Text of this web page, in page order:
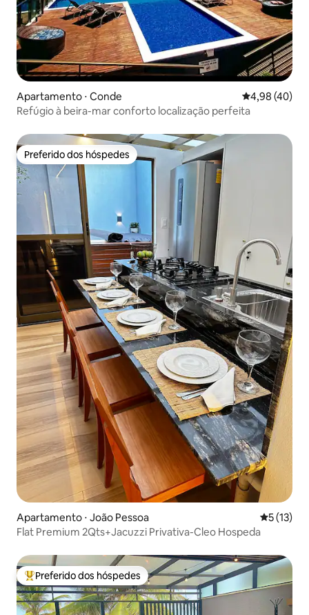
Apartamento ⋅ Conde 4,98 de uma
4,98 (40)
Refúgio à beira-mar conforto localização perfeita
Preferido dos hóspedes
Preferido dos hóspedes
Apartamento ⋅ João Pessoa 5 de uma
5 (13)
Flat Premium 2Qts+Jacuzzi Privativa-Cleo Hospeda
Entre os melhores preferidos dos hóspedes
Preferido dos hóspedes